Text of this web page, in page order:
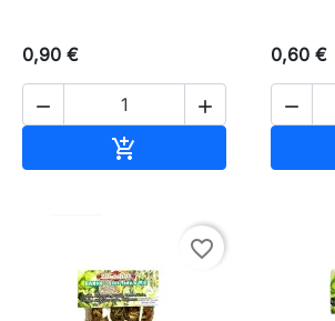
0,90 €
 

0,60 €

favorite_border